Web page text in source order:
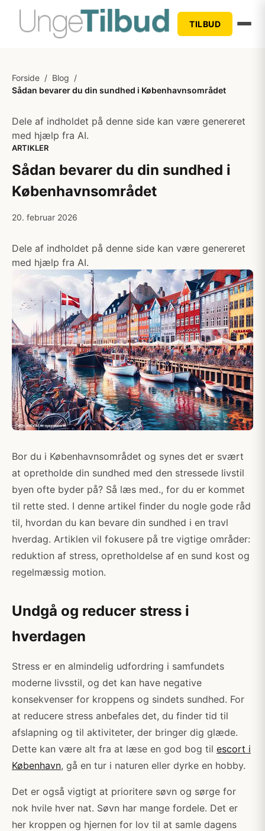
TILBUD
Forside / Blog /
Sådan bevarer du din sundhed i Københavnsområdet
Dele af indholdet på denne side kan være genereret
med hjælp fra AI.
ARTIKLER
Sådan bevarer du din sundhed i
Københavnsområdet
20. februar 2026
Dele af indholdet på denne side kan være genereret
med hjælp fra AI.
Bor du i Københavnsområdet og synes det er svært
at opretholde din sundhed med den stressede livstil
byen ofte byder på? Så læs med., for du er kommet
til rette sted. I denne artikel finder du nogle gode råd
til, hvordan du kan bevare din sundhed i en travl
hverdag. Artiklen vil fokusere på tre vigtige områder:
reduktion af stress, opretholdelse af en sund kost og
regelmæssig motion.
Undgå og reducer stress i
hverdagen
Stress er en almindelig udfordring i samfundets
moderne livsstil, og det kan have negative
konsekvenser for kroppens og sindets sundhed. For
at reducere stress anbefales det, du finder tid til
afslapning og til aktiviteter, der bringer dig glæde.
Dette kan være alt fra at læse en god bog til escort i
København, gå en tur i naturen eller dyrke en hobby.
Det er også vigtigt at prioritere søvn og sørge for
nok hvile hver nat. Søvn har mange fordele. Det er
her kroppen og hjernen for lov til at samle dagens